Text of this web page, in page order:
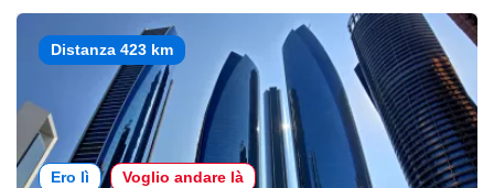
Distanza 423 km
Ero lì Voglio andare là